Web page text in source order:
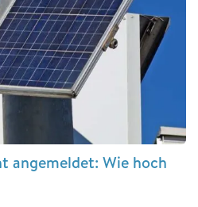
angemeldet: Wie hoch